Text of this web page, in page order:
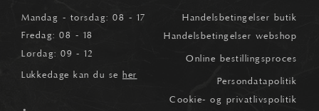
Mandag - torsdag: 08 - 17
Fredag: 08 - 18
Lørdag: 09 - 12
Lukkedage kan du se her
Handelsbetingelser butik
Handelsbetingelser webshop
Online bestillingsproces
Persondatapolitik
Cookie- og privatlivspolitik